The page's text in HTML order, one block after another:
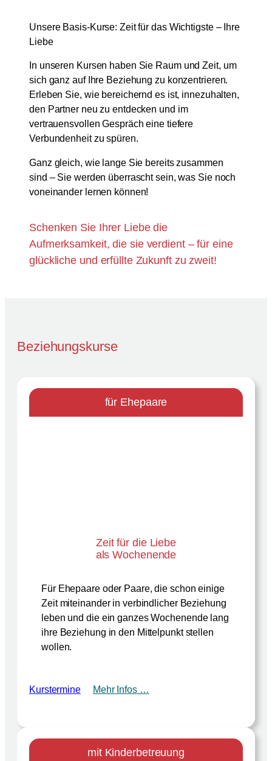
Unsere Basis-Kurse: Zeit für das Wichtigste – Ihre
Liebe
In unseren Kursen haben Sie Raum und Zeit, um
sich ganz auf Ihre Beziehung zu konzentrieren.
Erleben Sie, wie bereichernd es ist, innezuhalten,
den Partner neu zu entdecken und im
vertrauensvollen Gespräch eine tiefere
Verbundenheit zu spüren.
Ganz gleich, wie lange Sie bereits zusammen
sind – Sie werden überrascht sein, was Sie noch
voneinander lernen können!
Schenken Sie Ihrer Liebe die
Aufmerksamkeit, die sie verdient – für eine
glückliche und erfüllte Zukunft zu zweit!
Beziehungskurse
für Ehepaare
Zeit für die Liebe
als Wochenende
Für Ehepaare oder Paare, die schon einige
Zeit miteinander in verbindlicher Beziehung
leben und die ein ganzes Wochenende lang
ihre Beziehung in den Mittelpunkt stellen
wollen.
Kurstermine Mehr Infos …
mit Kinderbetreuung